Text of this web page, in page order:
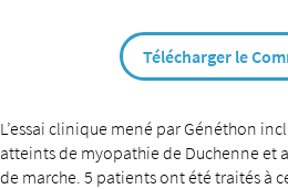
Télécharger le
L’essai clinique mené par Généthon
atteints de myopathie de Duchenne et
de marche. 5 patients ont été traités à